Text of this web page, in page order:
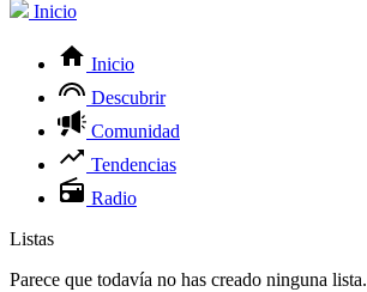
Inicio
Inicio
Descubrir
Comunidad
Tendencias
Radio
Listas
Parece que todavía no has creado ninguna lista.